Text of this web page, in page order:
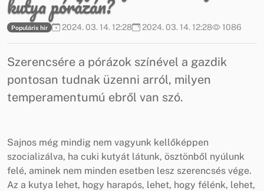
kutya pórázán?
Populáris hír 2024. 03. 14. 12:28 2024. 03. 14. 12:28 1086
Szerencsére a pórázok színével a gazdik
pontosan tudnak üzenni arról, milyen
temperamentumú ebről van szó.
Sajnos még mindig nem vagyunk kellőképpen
szocializálva, ha cuki kutyát látunk, ösztönből nyúlunk
felé, aminek nem minden esetben lesz szerencsés vége.
Az a kutya lehet, hogy harapós, lehet, hogy félénk, lehet,